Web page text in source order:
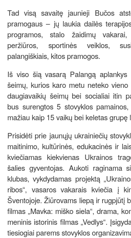
Tad visą savaitę jaunieji Bučos
pramogaus – jų laukia dailės
programos, stalo žaidimų
peržiūros, sportinės veiklos,
palangiškiais, kitos pramogos.
Iš viso šią vasarą Palangą
šeimų, kurios karo metu neteko
daugiavaikių šeimų bei socialiai itin
bus surengtos 5 stovyklos
mažiau kaip 15 vaikų bei keletas grupę
Prisidėti prie jaunųjų ukrainiečių
maitinimo, kultūrinės, edukacinės ir
kviečiamas kiekvienas Ukrainos
šalies gyventojas. Aukoti raginama
klubas, vykdydamas projektą
ribos“, vasaros vakarais kviečia į
Šventojoje. Žiūrovams liepą ir rugpjūtį
filmas „Mavka: miško siela“, drama,
meninis istorinis filmas „Vedlys“.
tiesiogiai parems stovyklos